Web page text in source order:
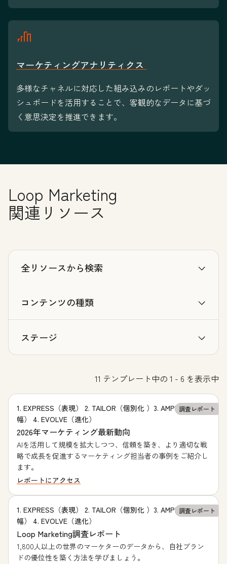
マーケティングアナリティクス
多様なチャネルに対応した組み込みのレポートやダッ
シュボードを活用することで、客観的なデータに基づ
く意思決定を推進できます。
Loop Marketing
関連リソース
全リソースから検索
コンテンツの種類
ステージ
11 テンプレート中の 1 - 6 を表示中
1. EXPRESS（表現） 2. TAILOR（個別化 ）3. AMPLIFY（増
幅） 4. EVOLVE（進化）
調査レポート
2026年マーケティング最新動向
AIを活用して規模を拡大しつつ、信頼を築き、より適切な戦
略で成長を促進するマーケティング担当者の事例をご紹介し
ます。
レポートにアクセス
1. EXPRESS（表現） 2. TAILOR（個別化 ）3. AMPLIFY（増
幅） 4. EVOLVE（進化）
調査レポート
Loop Marketing調査レポート
1,800人以上の世界のマーケターのデータから、自社ブラン
ドの優位性を築く方法を学びましょう。